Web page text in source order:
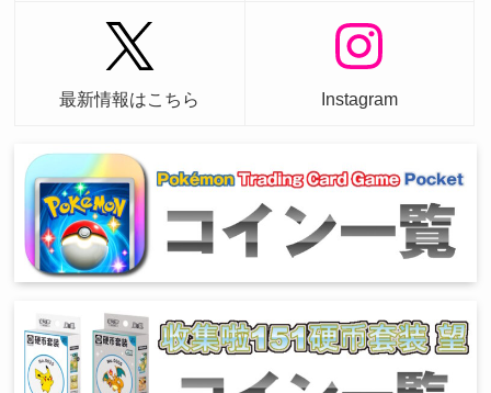
最新情報はこちら Instagram